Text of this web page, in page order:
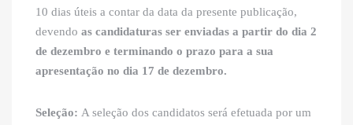
10 dias úteis a contar da data da presente publicação,
devendo as candidaturas ser enviadas a partir do dia 2
de dezembro e terminando o prazo para a sua
apresentação no dia 17 de dezembro.
Seleção: A seleção dos candidatos será efetuada por um